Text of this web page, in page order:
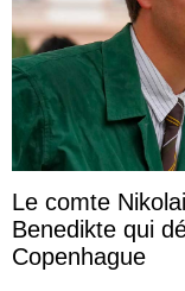
Le comte
Benedikte qui
Copenhague